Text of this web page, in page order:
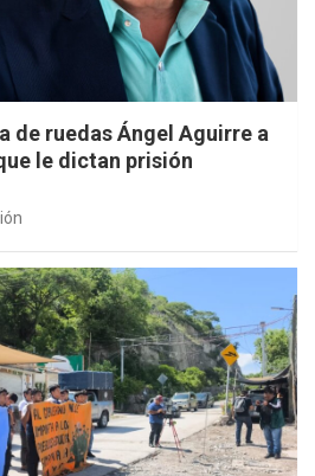
de ruedas Ángel Aguirre a
le dictan prisión